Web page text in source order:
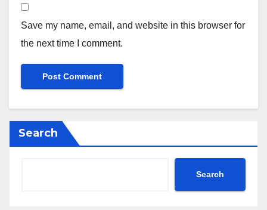
Save my name, email, and website in this browser for
the next time I comment.
Search
Search